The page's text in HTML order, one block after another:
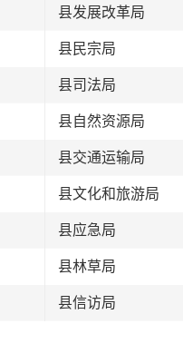
县发展改革局
县民宗局
县司法局
县自然资源局
县交通运输局
县文化和旅游局
县应急局
县林草局
县信访局